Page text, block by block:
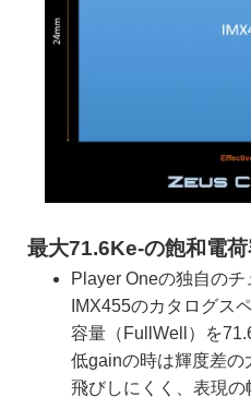
最大71.6Ke-の飽和電
Player Oneの独自のチ
IMX455のカタログス
容量（FullWell）を
低gainの時は輝度差の
飛びしにくく、表現